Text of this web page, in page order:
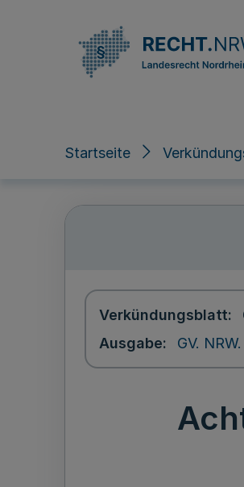
Startseite
Verkündungsblatt
Ausgabe
GV.